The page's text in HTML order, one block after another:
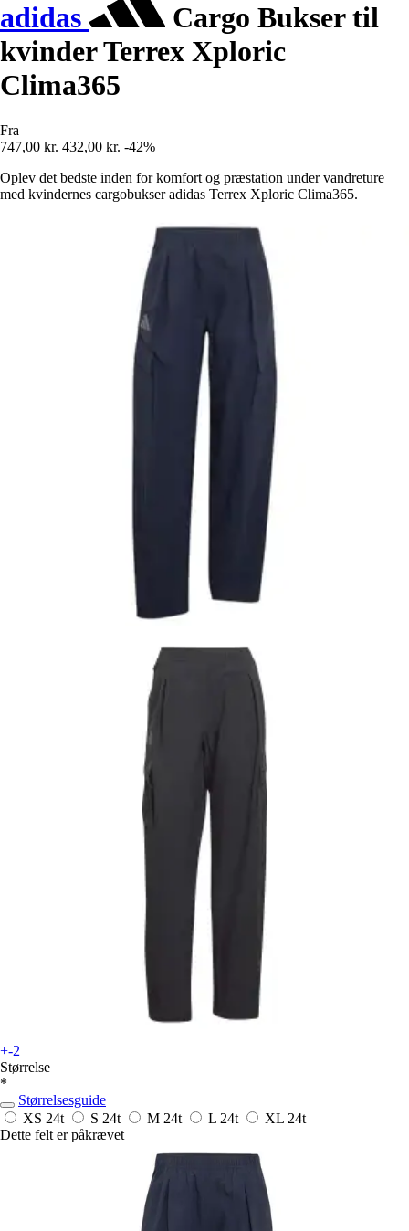
adidas
Cargo Bukser til
kvinder Terrex Xploric
Clima365
Fra
747,00 kr. 432,00 kr. -42%
Oplev det bedste inden for komfort og præstation under vandreture
med kvindernes cargobukser adidas Terrex Xploric Clima365.
+-2
Størrelse
*
Størrelsesguide
XS 24t S 24t M 24t L 24t XL 24t
Dette felt er påkrævet